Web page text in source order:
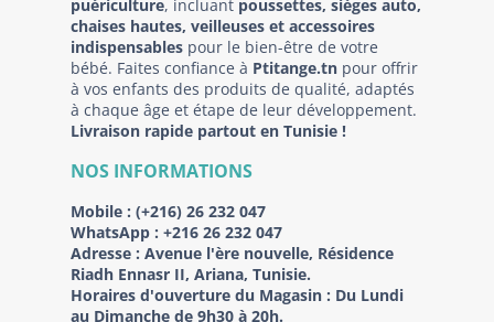
puériculture, incluant poussettes, sièges auto,
chaises hautes, veilleuses et accessoires
indispensables pour le bien-être de votre
bébé. Faites confiance à Ptitange.tn pour offrir
à vos enfants des produits de qualité, adaptés
à chaque âge et étape de leur développement.
Livraison rapide partout en Tunisie !
NOS INFORMATIONS
Mobile : (+216) 26 232 047
WhatsApp : +216 26 232 047
Adresse : Avenue l'ère nouvelle, Résidence
Riadh Ennasr II, Ariana, Tunisie.
Horaires d'ouverture du Magasin : Du Lundi
au Dimanche de 9h30 à 20h.